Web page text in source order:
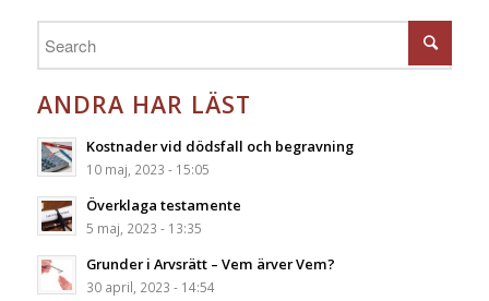
ANDRA HAR LÄST
Kostnader vid dödsfall och begravning
10 maj, 2023 - 15:05
Överklaga testamente
5 maj, 2023 - 13:35
Grunder i Arvsrätt – Vem ärver Vem?
30 april, 2023 - 14:54